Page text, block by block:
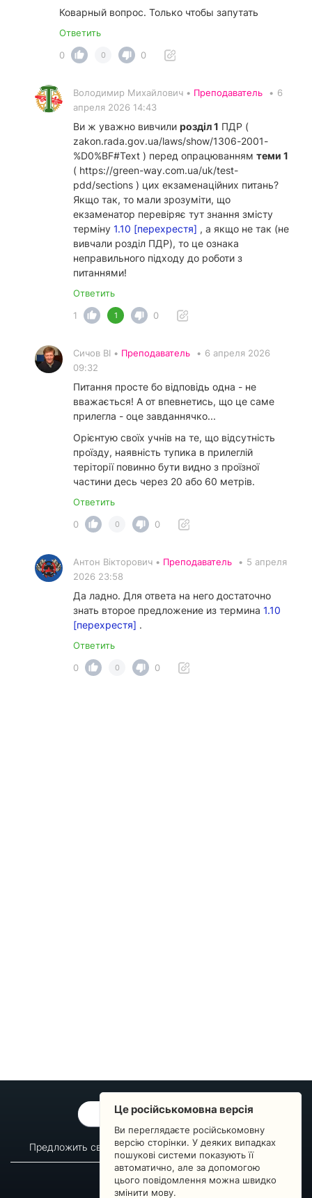
Коварный вопрос. Только чтобы запутать
Ответить
0
0 0
Володимир Михайлович • Преподаватель • 6
апреля 2026 14:43
Ви ж уважно вивчили розділ 1 ПДР (
zakon.rada.gov.ua/laws/show/1306-2001-
%D0%BF#Text ) перед опрацюванням теми 1
( https://green-way.com.ua/uk/test-
pdd/sections ) цих екзаменаційних питань?
Якщо так, то мали зрозуміти, що
екзаменатор перевіряє тут знання змісту
терміну 1.10 [перехрестя] , а якщо не так (не
вивчали розділ ПДР), то це ознака
неправильного підходу до роботи з
питаннями!
Ответить
1
1 0
Сичов ВІ • Преподаватель • 6 апреля 2026
09:32
Питання просте бо відповідь одна - не
вважається! А от впевнетись, що це саме
прилегла - оце завданнячко...
Орієнтую своїх учнів на те, що відсутність
проїзду, наявність тупика в прилеглій
теріторії повинно бути видно з проїзної
частини десь через 20 або 60 метрів.
Ответить
0
0 0
Антон Вікторович • Преподаватель • 5 апреля
2026 23:58
Да ладно. Для ответа на него достаточно
знать второе предложение из термина 1.10
[перехрестя] .
Ответить
0
0 0
ОБРАТНАЯ СВЯЗЬ
Предложить свой вопрос Статистика изменений
О сервисе
Преподавателям
Новости
Пульс страны
Це російськомовна версія
Ви переглядаєте російськомовну
версію сторінки. У деяких випадках
пошукові системи показують її
автоматично, але за допомогою
цього повідомлення можна швидко
змінити мову.